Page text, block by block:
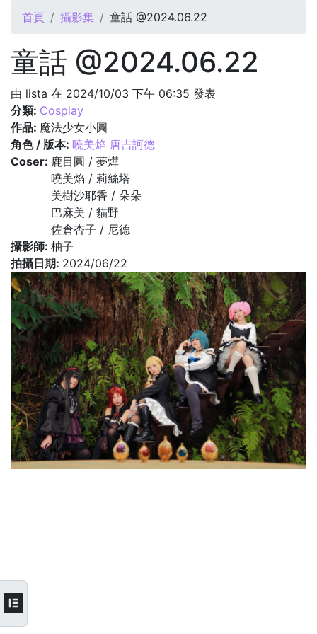
您在這裡
首頁 攝影集 童話 @2024.06.22
童話 @2024.06.22
由 lista 在 2024/10/03 下午 06:35 發表
分類: Cosplay
作品: 魔法少女小圓
角色 / 版本: 曉美焰 唐吉訶德
Coser: 鹿目圓 / 夢燁
曉美焰 / 莉絲塔
美樹沙耶香 / 朵朵
巴麻美 / 貓野
佐倉杏子 / 尼德
攝影師: 柚子
拍攝日期: 2024/06/22